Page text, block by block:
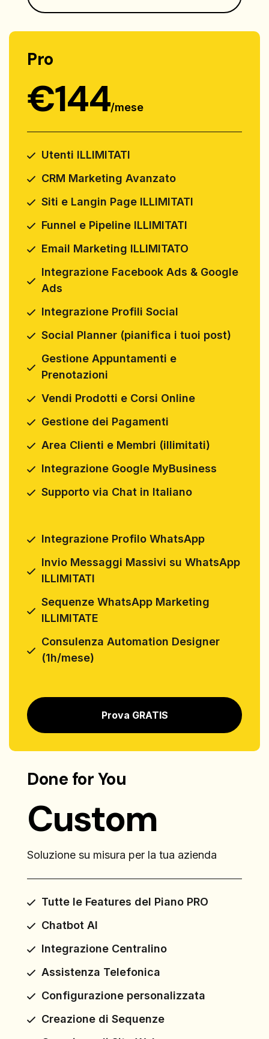
Pro
€144/mese
Utenti ILLIMITATI
CRM Marketing Avanzato
Siti e Langin Page ILLIMITATI
Funnel e Pipeline ILLIMITATI
Email Marketing ILLIMITATO
Integrazione Facebook Ads & Google
Ads
Integrazione Profili Social
Social Planner (pianifica i tuoi post)
Gestione Appuntamenti e
Prenotazioni
Vendi Prodotti e Corsi Online
Gestione dei Pagamenti
Area Clienti e Membri (illimitati)
Integrazione Google MyBusiness
Supporto via Chat in Italiano
Integrazione Profilo WhatsApp
Invio Messaggi Massivi su WhatsApp
ILLIMITATI
Sequenze WhatsApp Marketing
ILLIMITATE
Consulenza Automation Designer
(1h/mese)
Prova GRATIS
Done for You
Custom
Soluzione su misura per la tua azienda
Tutte le Features del Piano PRO
Chatbot AI
Integrazione Centralino
Assistenza Telefonica
Configurazione personalizzata
Creazione di Sequenze